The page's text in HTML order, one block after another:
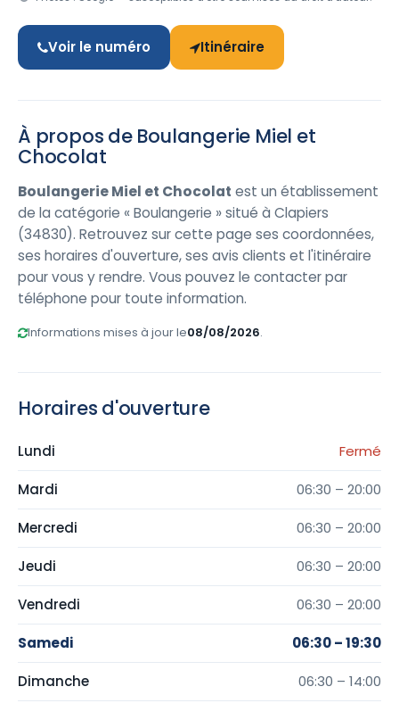
Voir le numéro Itinéraire
À propos de Boulangerie Miel et
Chocolat
Boulangerie Miel et Chocolat est un établissement
de la catégorie « Boulangerie » situé à Clapiers
(34830). Retrouvez sur cette page ses coordonnées,
ses horaires d'ouverture, ses avis clients et l'itinéraire
pour vous y rendre. Vous pouvez le contacter par
téléphone pour toute information.
Informations mises à jour le08/08/2026.
Horaires d'ouverture
Lundi Fermé
Mardi 06:30 – 20:00
Mercredi 06:30 – 20:00
Jeudi 06:30 – 20:00
Vendredi 06:30 – 20:00
Samedi 06:30 – 19:30
Dimanche 06:30 – 14:00